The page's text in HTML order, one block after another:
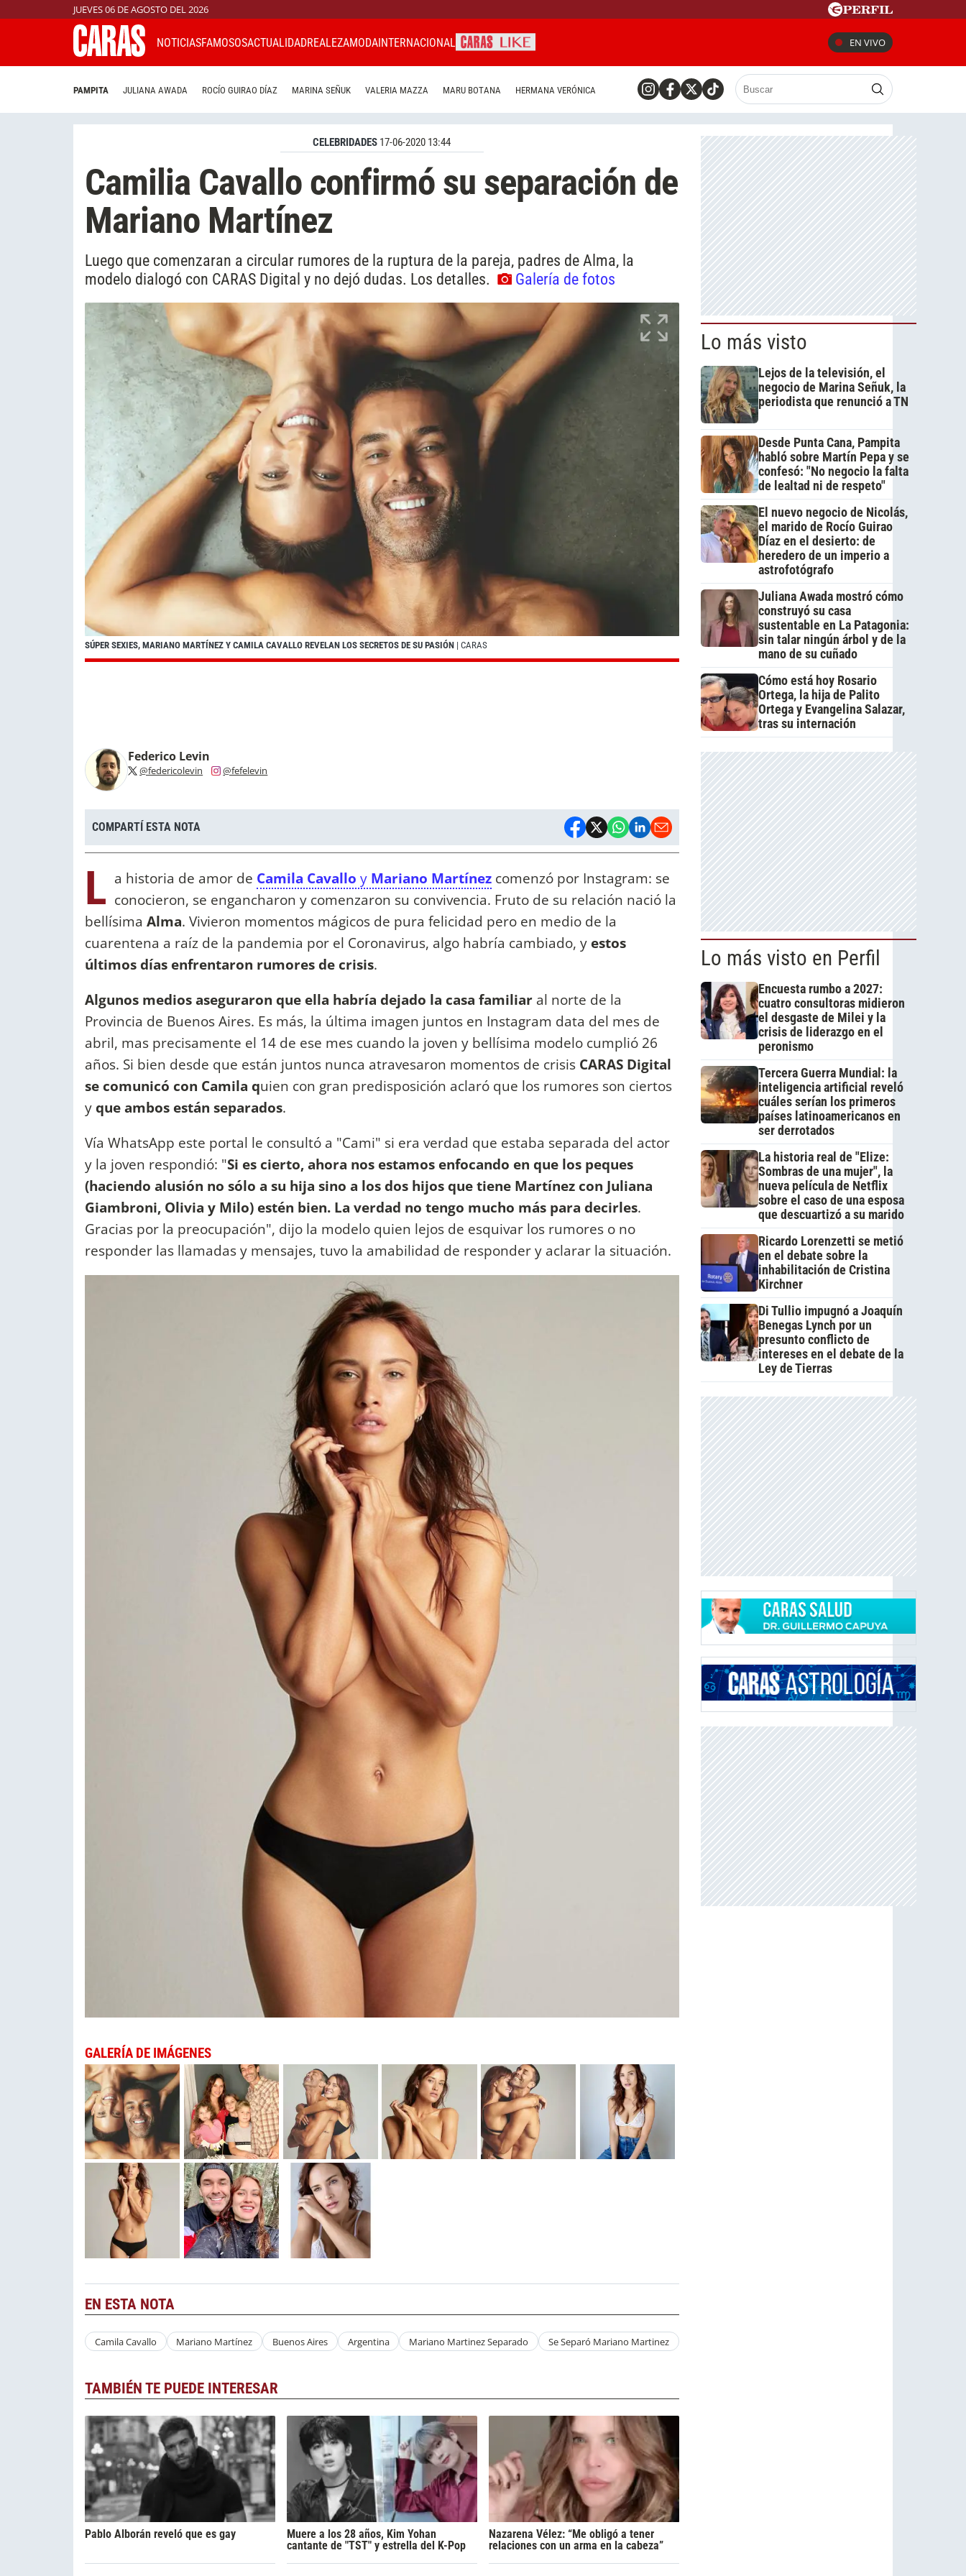
JUEVES 06 DE AGOSTO DEL 2026
NOTICIASFAMOSOSACTUALIDADREALEZAMODAINTERNACIONAL EN VIVO
PAMPITA JULIANA AWADA ROCÍO GUIRAO DÍAZ MARINA SEÑUK VALERIA MAZZA MARU BOTANA HERMANA VERÓNICA
CELEBRIDADES 17-06-2020 13:44
Camilia Cavallo confirmó su separación de
Mariano Martínez
Luego que comenzaran a circular rumores de la ruptura de la pareja, padres de Alma, la
modelo dialogó con CARAS Digital y no dejó dudas. Los detalles.
Galería de fotos
SÚPER SEXIES, MARIANO MARTÍNEZ Y CAMILA CAVALLO REVELAN LOS SECRETOS DE SU PASIÓN | CARAS
Federico Levin
@federicolevin @fefelevin
COMPARTÍ ESTA NOTA
L a historia de amor de Camila Cavallo y Mariano Martínez comenzó por Instagram: se
conocieron, se engancharon y comenzaron su convivencia. Fruto de su relación nació la
bellísima Alma. Vivieron momentos mágicos de pura felicidad pero en medio de la
cuarentena a raíz de la pandemia por el Coronavirus, algo habría cambiado, y estos
últimos días enfrentaron rumores de crisis.
Algunos medios aseguraron que ella habría dejado la casa familiar al norte de la
Provincia de Buenos Aires. Es más, la última imagen juntos en Instagram data del mes de
abril, mas precisamente el 14 de ese mes cuando la joven y bellísima modelo cumplió 26
años. Si bien desde que están juntos nunca atravesaron momentos de crisis CARAS Digital
se comunicó con Camila quien con gran predisposición aclaró que los rumores son ciertos
yque ambos están separados.
Vía WhatsApp este portal le consultó a "Cami" si era verdad que estaba separada del actor
y la joven respondió: "Si es cierto, ahora nos estamos enfocando en que los peques
(haciendo alusión no sólo a su hija sino a los dos hijos que tiene Martínez con Juliana
Giambroni, Olivia y Milo) estén bien. La verdad no tengo mucho más para decirles.
Gracias por la preocupación", dijo la modelo quien lejos de esquivar los rumores o no
responder las llamadas y mensajes, tuvo la amabilidad de responder y aclarar la situación.
GALERÍA DE IMÁGENES
EN ESTA NOTA
Camila Cavallo Mariano Martínez Buenos Aires Argentina Mariano Martinez Separado Se Separó Mariano Martinez
TAMBIÉN TE PUEDE INTERESAR
Pablo Alborán reveló que es gay
Muere a los 28 años, Kim Yohan
cantante de "TST" y estrella del K-Pop
Nazarena Vélez: “Me obligó a tener
relaciones con un arma en la cabeza”
Lo más visto
Lejos de la televisión, el
negocio de Marina Señuk, la
periodista que renunció a TN
Desde Punta Cana, Pampita
habló sobre Martín Pepa y se
confesó: "No negocio la falta
de lealtad ni de respeto"
El nuevo negocio de Nicolás,
el marido de Rocío Guirao
Díaz en el desierto: de
heredero de un imperio a
astrofotógrafo
Juliana Awada mostró cómo
construyó su casa
sustentable en La Patagonia:
sin talar ningún árbol y de la
mano de su cuñado
Cómo está hoy Rosario
Ortega, la hija de Palito
Ortega y Evangelina Salazar,
tras su internación
Lo más visto en Perfil
Encuesta rumbo a 2027:
cuatro consultoras midieron
el desgaste de Milei y la
crisis de liderazgo en el
peronismo
Tercera Guerra Mundial: la
inteligencia artificial reveló
cuáles serían los primeros
países latinoamericanos en
ser derrotados
La historia real de "Elize:
Sombras de una mujer", la
nueva película de Netflix
sobre el caso de una esposa
que descuartizó a su marido
Ricardo Lorenzetti se metió
en el debate sobre la
inhabilitación de Cristina
Kirchner
Di Tullio impugnó a Joaquín
Benegas Lynch por un
presunto conflicto de
intereses en el debate de la
Ley de Tierras